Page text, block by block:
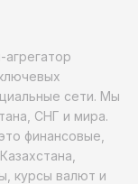
агрегатор
сети. Мы
СНГ и мира.
финансовые,
курсы валют и